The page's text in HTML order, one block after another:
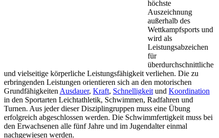
höchste
Auszeichnung
außerhalb des
Wettkampfsports und
wird als
Leistungsabzeichen
für
überdurchschnittliche
und vielseitige körperliche Leistungsfähigkeit verliehen. Die zu
erbringenden Leistungen orientieren sich an den motorischen
Grundfähigkeiten Ausdauer, Kraft, Schnelligkeit und Koordination
in den Sportarten Leichtathletik, Schwimmen, Radfahren und
Turnen. Aus jeder dieser Disziplingruppen muss eine Übung
erfolgreich abgeschlossen werden. Die Schwimmfertigkeit muss bei
den Erwachsenen alle fünf Jahre und im Jugendalter einmal
nachgewiesen werden.